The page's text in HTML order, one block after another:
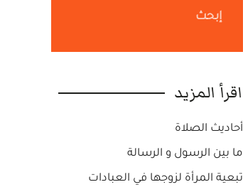
إبحث
اقرأ المزيد
أحاديث الصلاة
ما بين الرسول و الرسالة
تبعية المرأة لزوجها في العبادات